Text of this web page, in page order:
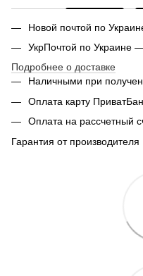
Новой почтой по
УкрПочтой по Украине
Подробнее о доставке
Наличными при
Оплата карту
Оплата на рассчетный
Гарантия от